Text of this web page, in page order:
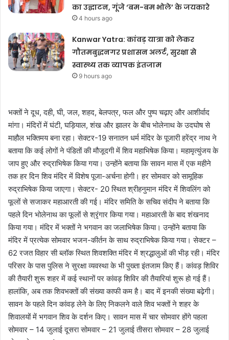
का उद्घाटन, गूंजे ‘बम-बम भोले’ के जयकारे
4 hours ago
Kanwar Yatra: कांवड़ यात्रा को लेकर
गौतमबुद्धनगर प्रशासन अलर्ट, सुरक्षा से
स्वास्थ्य तक व्यापक इंतजाम
9 hours ago
भक्तों ने दूध, दही, घी, जल, शहद, बेलपत्र, फल और पुष्प चढ़ाए और आशीर्वाद
मांगा। मंदिरों में घंटी, घड़ियाल, शंख और झालर के बीच भोलेनाथ के उदघोष से
माहौल भक्तिमय बना रहा। सेक्टर-19 सनातन धर्म मंदिर के पूजारी हरेंद्र नाथ ने
बताया कि कई लोगों ने पंडितों की मौजूदगी में शिव महाभिषेक किया। महामृत्युंजय के
जाप हुए और रुद्राभिषेक किया गया। उन्होंने बताया कि सावन मास में एक महीने
तक हर दिन शिव मंदिर में विशेष पूजा-अर्चना होगी। हर सोमवार को सामूहिक
रुद्राभिषेक किया जाएगा। सेक्टर- 20 स्थित श्रीहनुमान मंदिर में शिवलिंग को
फूलों से सजाकर महाआरती की गई। मंदिर समिति के सचिव संदीप ने बताया कि
पहले दिन भोलेनाथ का फूलों से श्रृंगार किया गया। महाआरती के बाद शंखनाद
किया गया। मंदिर में भक्तों ने भगवान का जलाभिषेक किया। उन्होंने बताया कि
मंदिर में प्रत्येक सोमवार भजन-कीर्तन के साथ रुद्राभिषेक किया गया। सेक्टर –
62 रजत विहार सी ब्लॉक स्थित शिवशक्ति मंदिर में श्रद्धालुओं की भीड़ रही। मंदिर
परिसर के पास पुलिस ने सुरक्षा व्यवस्था के भी पुख्ता इंतजाम किए हैं। कांवड़ शिविर
की तैयारी शुरू शहर में कई स्थानों पर कांवड़ शिविर की तैयारियां शुरू हो गई हैं।
हालांकि, अब तक शिवभक्तों की संख्या काफी कम है। बाद में इनकी संख्या बढ़ेगी।
सावन के पहले दिन कांवड़ लेने के लिए निकलने वाले शिव भक्तों ने शहर के
शिवालयों में भगवान शिव के दर्शन किए। सावन मास में चार सोमवार होंगे पहला
सोमवार – 14 जुलाई दूसरा सोमवार – 21 जुलाई तीसरा सोमवार – 28 जुलाई